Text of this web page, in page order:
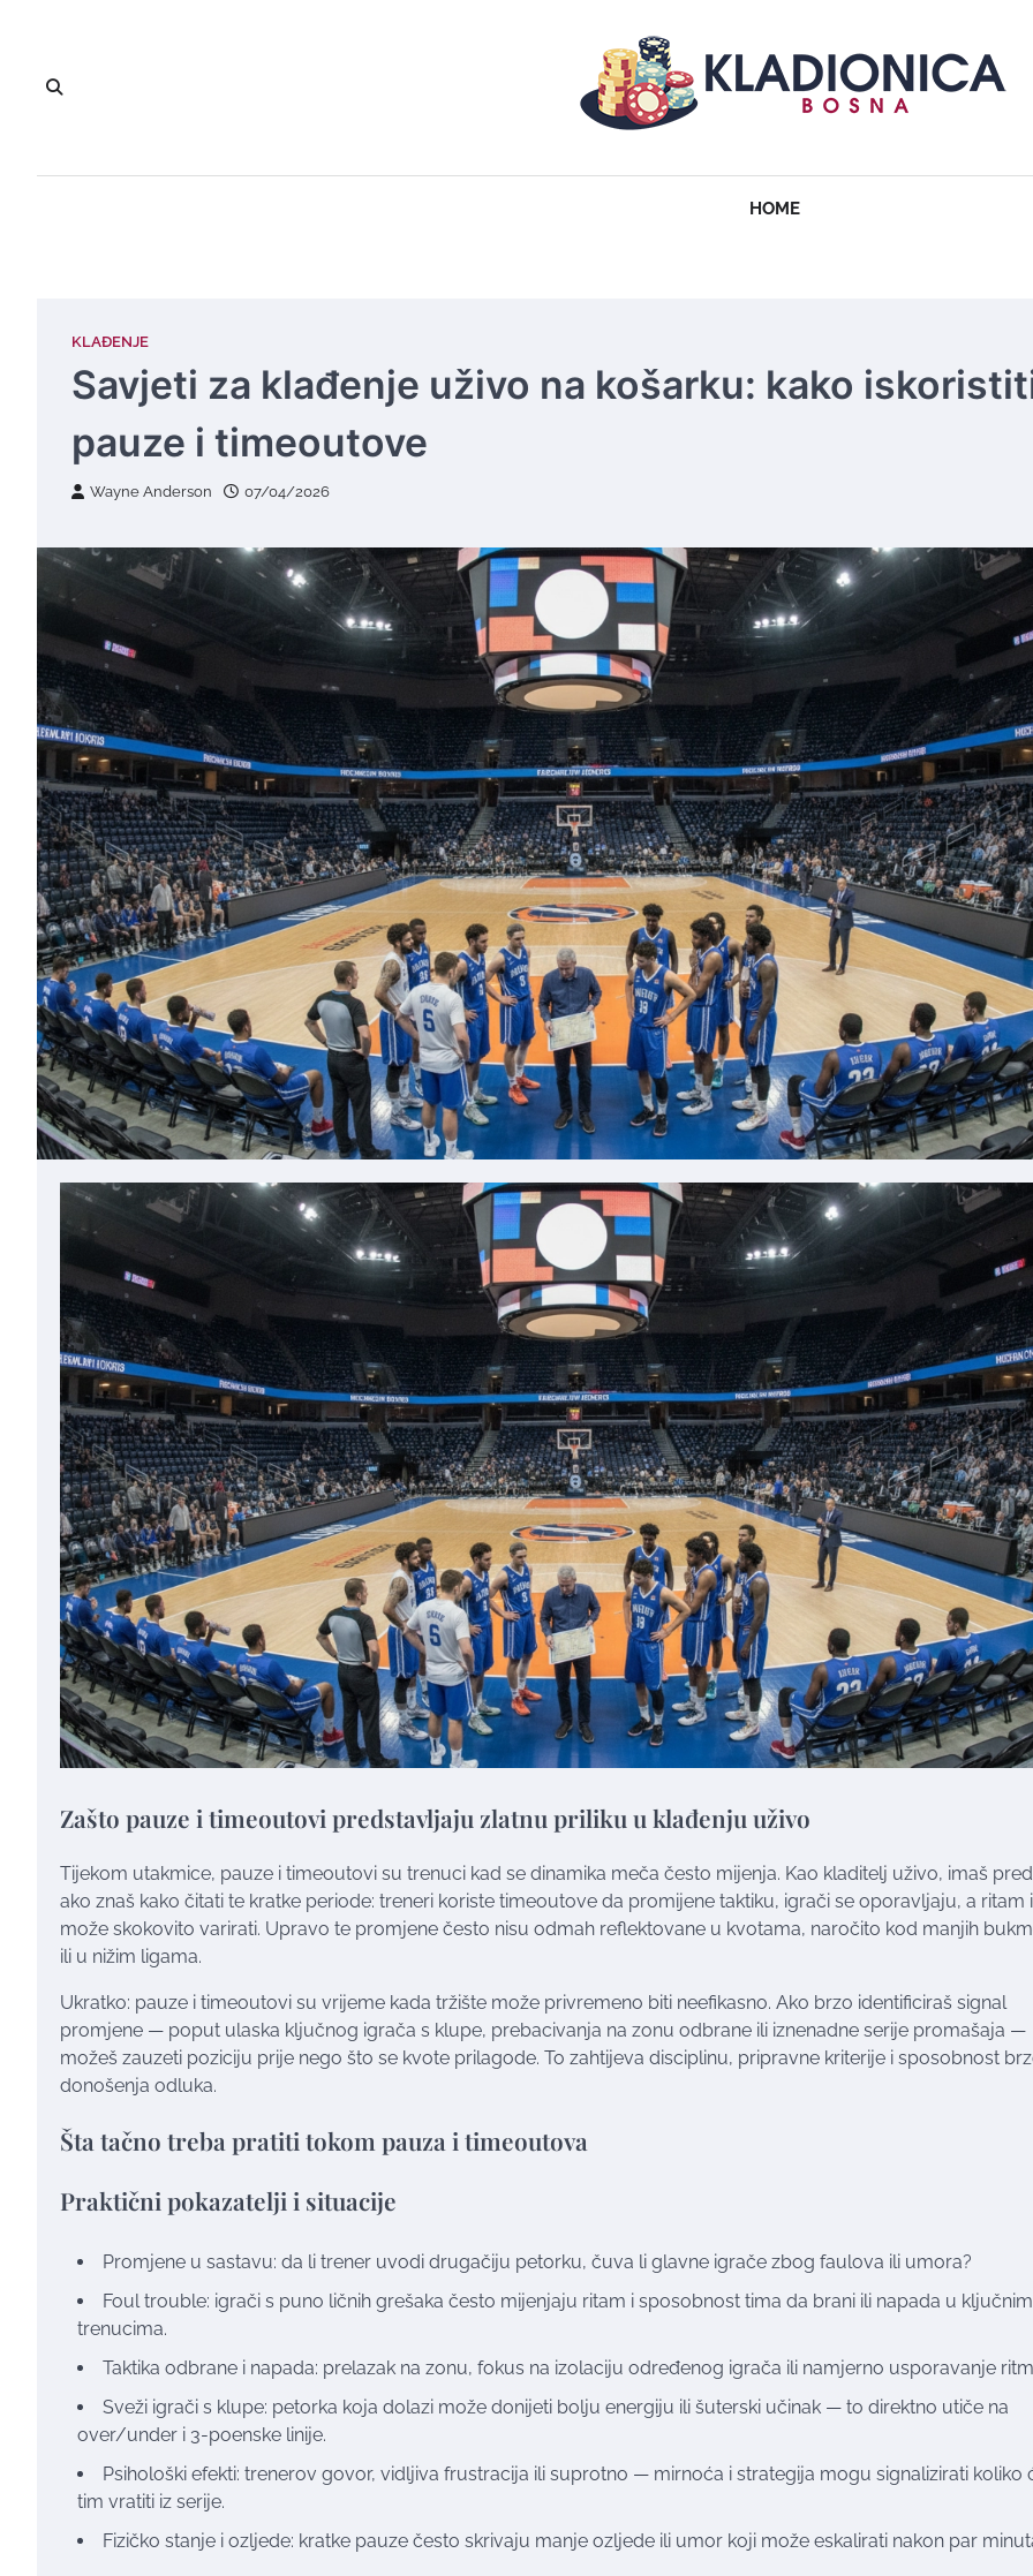
HOME
KLAĐENJE
Savjeti za klađenje uživo na košarku: kako
pauze i timeoutove
Wayne Anderson 07/04/2026
Zašto pauze i timeoutovi predstavljaju zlatnu priliku u klađenju uživo
Tijekom utakmice, pauze i timeoutovi su trenuci kad se dinamika meča često mijenja. Kao kladitelj uživo, imaš
ako znaš kako čitati te kratke periode: treneri koriste timeoutove da promijene taktiku, igrači se oporavljaju, a ritam
može skokovito varirati. Upravo te promjene često nisu odmah reflektovane u kvotama, naročito kod manjih
ili u nižim ligama.
Ukratko: pauze i timeoutovi su vrijeme kada tržište može privremeno biti neefikasno. Ako brzo identificiraš signal
promjene — poput ulaska ključnog igrača s klupe, prebacivanja na zonu odbrane ili iznenadne serije promašaja —
možeš zauzeti poziciju prije nego što se kvote prilagode. To zahtijeva disciplinu, pripravne kriterije i sposobnost
donošenja odluka.
Šta tačno treba pratiti tokom pauza i timeoutova
Praktični pokazatelji i situacije
Promjene u sastavu: da li trener uvodi drugačiju petorku, čuva li glavne igrače zbog faulova ili umora?
Foul trouble: igrači s puno ličnih grešaka često mijenjaju ritam i sposobnost tima da brani ili napada u ključnim
trenucima.
Taktika odbrane i napada: prelazak na zonu, fokus na izolaciju određenog igrača ili namjerno usporavanje
Sveži igrači s klupe: petorka koja dolazi može donijeti bolju energiju ili šuterski učinak — to direktno utiče na
over/under i 3-poenske linije.
Psihološki efekti: trenerov govor, vidljiva frustracija ili suprotno — mirnoća i strategija mogu signalizirati koliko
tim vratiti iz serije.
Fizičko stanje i ozljede: kratke pauze često skrivaju manje ozljede ili umor koji može eskalirati nakon par